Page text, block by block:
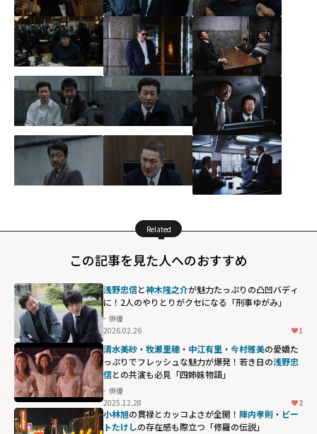
Related
この記事を見た人へのおすすめ
浅野忠信と神木隆之介が魅力たっぷりの凸凹バディ
に！2人のやりとりがクセになる「刑事ゆがみ」
俳優
2026.02.26
1
清水美砂 ・ 牧瀬里穂 ・ 中江有里 ・ 今村雅美の愛嬌た
っぷりでフレッシュな魅力が爆発！若き日の浅野忠
信との共演も必見「四姉妹物語」
俳優
2025.12.28
2
小林旭の貫禄とカッコよさが全開！ 陣内孝則 ・ ビー
トたけしの存在感も際立つ「修羅の伝説」